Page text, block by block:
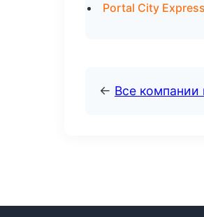
Portal City
← Все компании